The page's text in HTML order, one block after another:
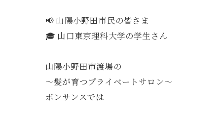
📢 山陽小野田市民の皆さま
🎓 山口東京理科大学の学生さん
山陽小野田市渡場の
〜髪が育つプライベートサロン〜
ボンサンスでは